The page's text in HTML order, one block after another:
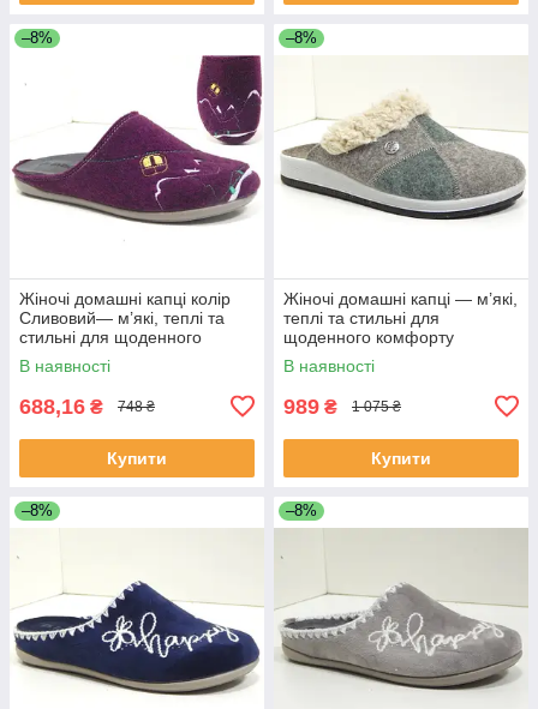
–8%
Жіночі домашні капці колір
Сливовий— м’які, теплі та
стильні для щоденного
комфорту
В наявності
688,16 ₴ 748 ₴
Купити
–8%
Жіночі домашні капці — м’які,
теплі та стильні для
щоденного комфорту
В наявності
989 ₴ 1 075 ₴
Купити
–8% –8%